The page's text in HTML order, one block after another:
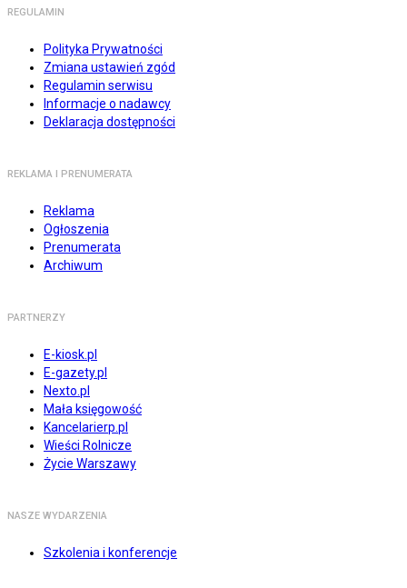
REGULAMIN
Polityka Prywatności
Zmiana ustawień zgód
Regulamin serwisu
Informacje o nadawcy
Deklaracja dostępności
REKLAMA I PRENUMERATA
Reklama
Ogłoszenia
Prenumerata
Archiwum
PARTNERZY
E-kiosk.pl
E-gazety.pl
Nexto.pl
Mała księgowość
Kancelarierp.pl
Wieści Rolnicze
Życie Warszawy
NASZE WYDARZENIA
Szkolenia i konferencje